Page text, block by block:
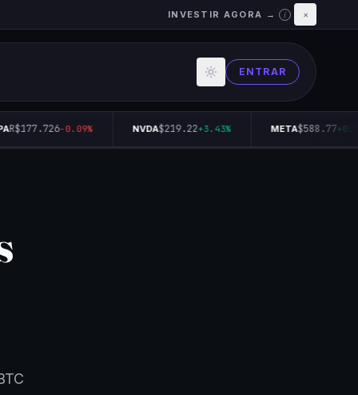
INVESTIR AGORA → i ×
ENTRAR
R$177.726-0.09% NVDA$219.22+3.43% META$588.77